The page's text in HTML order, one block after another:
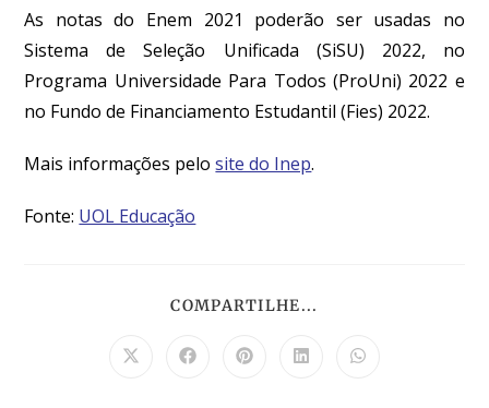
As notas do Enem 2021 poderão ser usadas no
Sistema de Seleção Unificada (SiSU) 2022, no
Programa Universidade Para Todos (ProUni) 2022 e
no Fundo de Financiamento Estudantil (Fies) 2022.
Mais informações pelosite do Inep.
Fonte: UOL Educação
COMPARTILHE...